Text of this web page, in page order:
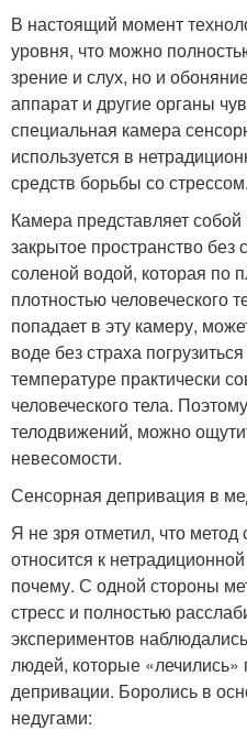
В настоящий момент
уровня, что можно
зрение и слух, но и
аппарат и другие органы
специальная камера
используется в
средств борьбы со стрессом.
Камера представляет
закрытое пространство без
соленой водой, которая по
плотностью человеческого
попадает в эту камеру,
воде без страха
температуре практически
человеческого тела.
телодвижений, можно
невесомости.
Сенсорная депривация в
Я не зря отметил, что
относится к
почему. С одной стороны
стресс и полностью
экспериментов
людей, которые
депривации. Боролись в
недугами: